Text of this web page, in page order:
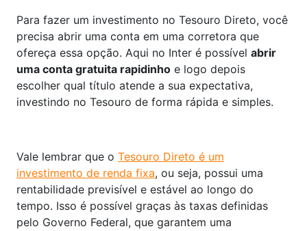
Para fazer um investimento no Tesouro Direto, você
precisa abrir uma conta em uma corretora que
ofereça essa opção. Aqui no Inter é possível abrir
uma conta gratuita rapidinho e logo depois
escolher qual título atende a sua expectativa,
investindo no Tesouro de forma rápida e simples.
Vale lembrar que o Tesouro Direto é um
investimento de renda fixa, ou seja, possui uma
rentabilidade previsível e estável ao longo do
tempo. Isso é possível graças às taxas definidas
pelo Governo Federal, que garantem uma